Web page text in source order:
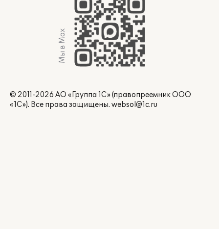
Мы в Max
© 2011-2026 АО «Группа 1С» (правопреемник ООО
«1С»). Все права защищены. websol@1c.ru